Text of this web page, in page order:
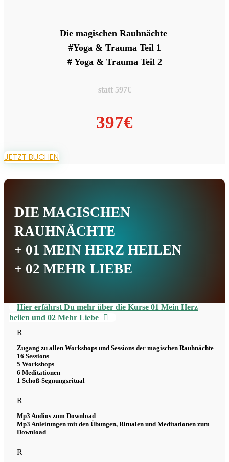
Die magischen Rauhnächte
#Yoga & Trauma Teil 1
# Yoga & Trauma Teil 2
statt597€
397€
JETZT BUCHEN
DIE MAGISCHEN
RAUHNÄCHTE
+ 01 MEIN HERZ HEILEN
+ 02 MEHR LIEBE
Hier erfährst Du mehr über die Kurse 01 Mein Herz
heilen und 02 Mehr Liebe
R
Zugang zu allen Workshops und Sessions der magischen Rauhnächte
16 Sessions
5 Workshops
6 Meditationen
1 Schoß-Segnungsritual
R
Mp3 Audios zum Download
Mp3 Anleitungen mit den Übungen, Ritualen und Meditationen zum
Download
R